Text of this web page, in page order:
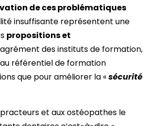
de ces problématiques
insuffisante représentent une
propositions et
des instituts de formation,
référentiel de formation
que pour améliorer la «sécurité
et aux ostéopathes le